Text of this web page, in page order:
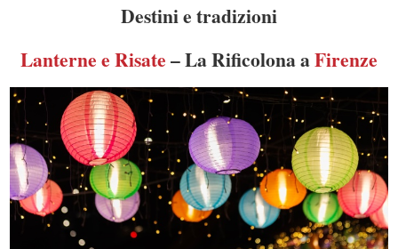
Destini e tradizioni
Lanterne e Risate– La Rificolona aFirenze